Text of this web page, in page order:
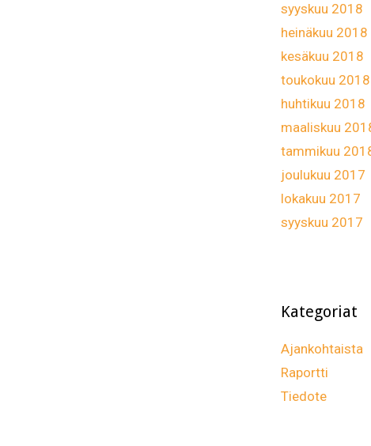
syyskuu 2018
heinäkuu 2018
kesäkuu 2018
toukokuu 2018
huhtikuu 2018
maaliskuu
tammikuu
joulukuu 2017
lokakuu 2017
syyskuu 2017
Kategoriat
Ajankohtaista
Raportti
Tiedote